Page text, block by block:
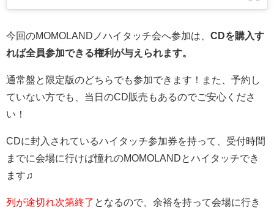
今回のMOMOLANDノハイタッチ会へ参加は、 CDを購入す
れば全員参加できる権利が与えられます。
通常盤と限定版のどちらでも参加できます！また、予約し
ていない方でも、当日のCD販売もあるのでご安心くださ
い！
CDに封入されているハイタッチ参加券を持って、受付時間
までに会場に行けば憧れのMOMOLANDとハイタッチでき
ます♫
列が途切れ次第終了 となるので、余裕を持って会場に行き